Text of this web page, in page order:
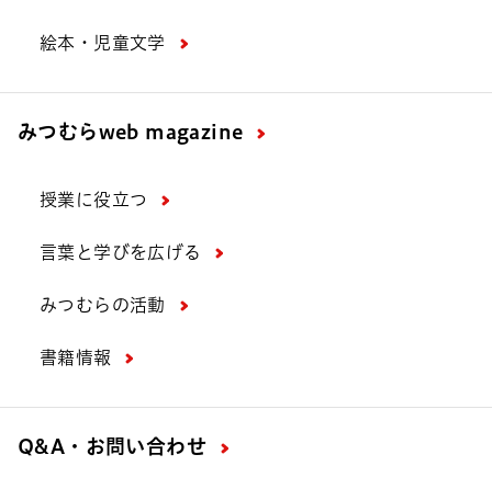
絵本・児童文学
みつむらweb magazine
授業に役立つ
言葉と学びを広げる
みつむらの活動
書籍情報
Q&A・お問い合わせ